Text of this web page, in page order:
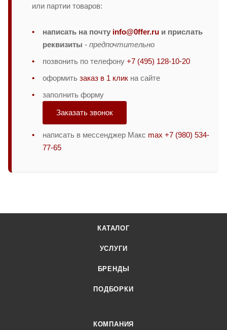
или партии товаров:
написать на почту info@0ffer.ru и прислать
реквизиты - предпочтительно
позвонить по телефону +7 (495) 128-10-20
оформить заказ в 1 клик на сайте
заполнить форму
Заказать звонок
написать в мессенджер Макс max +7 (980) 534-
77-65
КАТАЛОГ
УСЛУГИ
БРЕНДЫ
ПОДБОРКИ
КОМПАНИЯ